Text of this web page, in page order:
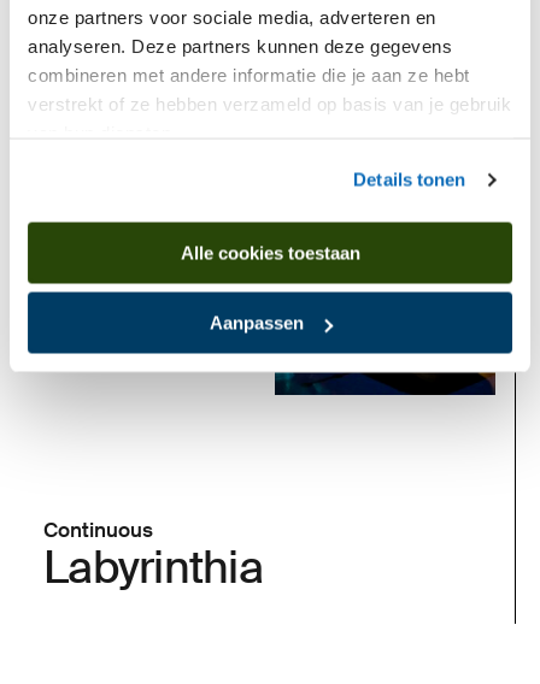
onze partners voor sociale media, adverteren en
analyseren. Deze partners kunnen deze gegevens
combineren met andere informatie die je aan ze hebt
verstrekt of ze hebben verzameld op basis van je gebruik
Details tonen
Alle cookies toestaan
Aanpassen
Is found in
Continuous
Labyrinthia